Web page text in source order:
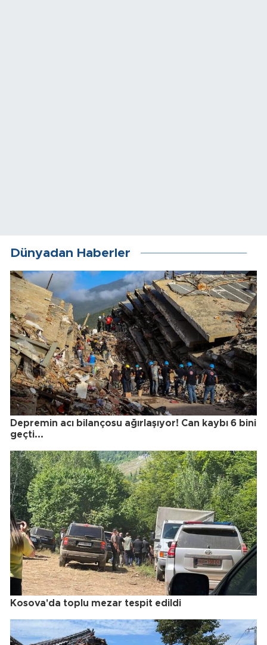
Dünyadan Haberler
Depremin acı bilançosu ağırlaşıyor! Can kaybı 6 bini
geçti...
Kosova'da toplu mezar tespit edildi